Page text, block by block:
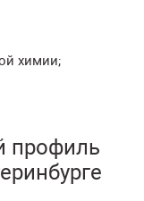
химии;
профиль